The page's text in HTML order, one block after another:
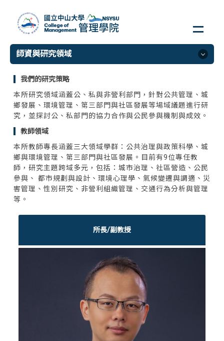
要
師資與研究領域
師資與研究領域
企業管理學系
資訊管理學系
財務管理學系
公共事務管理研究所
人力資源管理研究所
行銷傳播管理研究所
全英語研究所/學士班
我們的研究策略
本所研究領域涵蓋公、私與非營利部門，針對公共管理、城
鄉發展、環境管理、第三部門與社區發展等場域議題進行研
究，並探討公、私部門的協力合作與公民參與機制與成效。
教師領域
本所教師專長涵蓋三大領域學群：公共治理與政策科學、城
鄉與環境管理、第三部門與社區發展。目前有9位專任教
師，研究主題跨域多元，包括：城市治理、社區營造、公民
參與、 都市規劃與設計、環境心理學、氣候變遷與調適、災
害管理、性別研究、非營利組織管理、交通行為分析與管理
等。
所長/副教授